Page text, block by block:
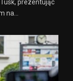
prezentując
na...